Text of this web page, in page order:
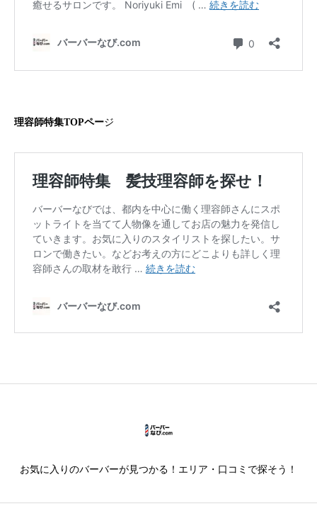
理容師特集TOPページ
お気に入りのバーバーが見つかる！エリア・口コミで探そう！